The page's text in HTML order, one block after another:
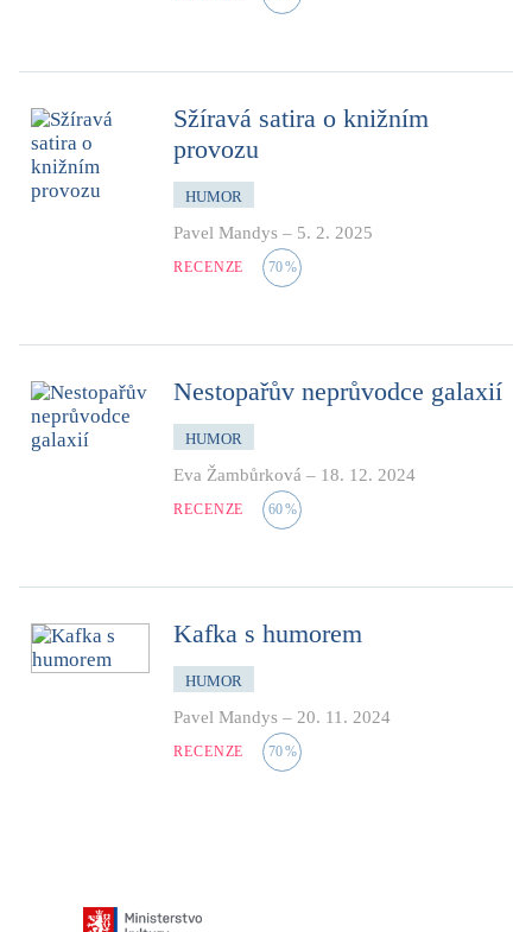
Sžíravá satira o knižním
provozu
HUMOR
Pavel Mandys – 5. 2. 2025
RECENZE 70%
Nestopařův neprůvodce galaxií
HUMOR
Eva Žambůrková – 18. 12. 2024
RECENZE 60%
Kafka s humorem
HUMOR
Pavel Mandys – 20. 11. 2024
RECENZE 70%